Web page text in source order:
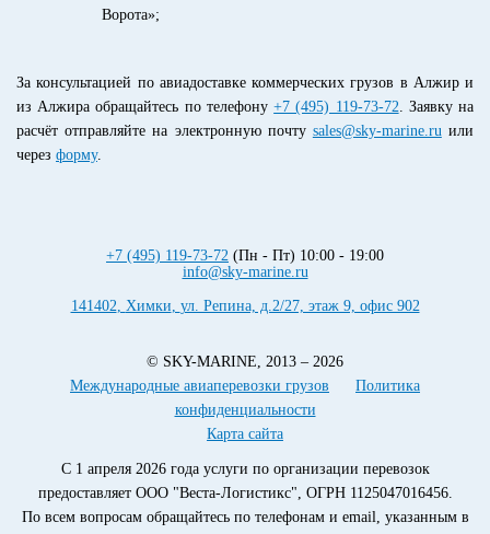
Ворота»;
За консультацией по авиадоставке коммерческих грузов в Алжир и
из Алжира обращайтесь по телефону+7 (495) 119-73-72. Заявку на
расчёт отправляйте на электронную почту sales@sky-marine.ruили
через форму.
+7 (495) 119-73-72 (Пн - Пт) 10:00 - 19:00
info@sky-marine.ru
141402, Химки, ул. Репина, д.2/27, этаж 9, офис 902
© SKY-MARINE, 2013 – 2026
Международные авиаперевозки грузов
Политика
конфиденциальности
Карта сайта
С 1 апреля 2026 года услуги по организации перевозок
предоставляет ООО "Веста-Логистикс", ОГРН 1125047016456.
По всем вопросам обращайтесь по телефонам и email, указанным в